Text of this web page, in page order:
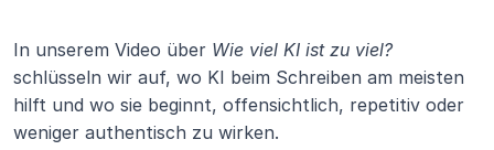
In unserem Video über Wie viel KI ist zu viel?
schlüsseln wir auf, wo KI beim Schreiben am meisten
hilft und wo sie beginnt, offensichtlich, repetitiv oder
weniger authentisch zu wirken.